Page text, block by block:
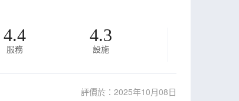
4.4
服務
4.3
設施
評價於：2025年10月08日